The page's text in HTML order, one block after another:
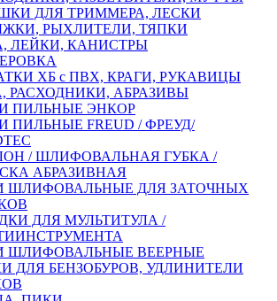
ДЛЯ ТРИММЕРА, ЛЕСКИ
РЫХЛИТЕЛИ, ТЯПКИ
ЛЕЙКИ, КАНИСТРЫ
ХБ с ПВХ, КРАГИ, РУКАВИЦЫ
РАСХОДНИКИ, АБРАЗИВЫ
ПИЛЬНЫЕ ЭНКОР
ПИЛЬНЫЕ FREUD / ФРЕУД/
/ ШЛИФОВАЛЬНАЯ ГУБКА /
АБРАЗИВНАЯ
ШЛИФОВАЛЬНЫЕ ДЛЯ ЗАТОЧНЫХ
ДЛЯ МУЛЬТИТУЛА /
ШЛИФОВАЛЬНЫЕ ВЕЕРНЫЕ
ДЛЯ БЕНЗОБУРОВ, УДЛИНИТЕЛИ